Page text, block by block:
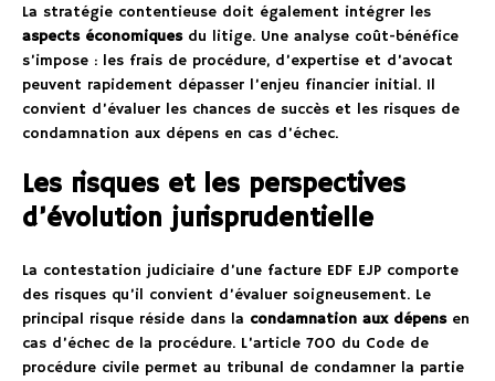
La stratégie contentieuse doit également intégrer les
aspects économiquesdu litige. Une analyse coût-bénéfice
s’impose : les frais de procédure, d’expertise et d’avocat
peuvent rapidement dépasser l’enjeu financier initial. Il
convient d’évaluer les chances de succès et les risques de
condamnation aux dépens en cas d’échec.
Les risques et les perspectives
d’évolution jurisprudentielle
La contestation judiciaire d’une facture EDF EJP comporte
des risques qu’il convient d’évaluer soigneusement. Le
principal risque réside dans la condamnation aux dépensen
cas d’échec de la procédure. L’article 700 du Code de
procédure civile permet au tribunal de condamner la partie